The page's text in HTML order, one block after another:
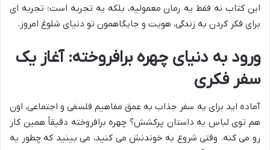
این کتاب نه فقط یه رمان معمولیه، بلکه یه تجربه است؛ تجربه ای
برای فکر کردن به زندگی، هویت و جایگاهمون تو دنیای شلوغ امروز.
ورود به دنیای چهره برافروخته: آغاز یک
سفر فکری
آماده اید برای یه سفر جذاب به عمق مفاهیم فلسفی و اجتماعی، اون
هم توی لباس یه داستان پرکشش؟ چهره برافروخته دقیقاً همین کار
رو می کنه. وقتی شروع به خوندنش می کنید، می بینید که چطور یه